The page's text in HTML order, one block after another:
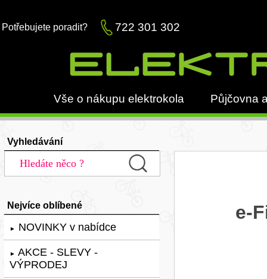
Potřebujete poradit? 722 301 302
Vše o nákupu elektrokola Půjčovna
Vyhledávání
Nejvíce oblíbené
► NOVINKY v nabídce
► AKCE - SLEVY -
VÝPRODEJ
e-